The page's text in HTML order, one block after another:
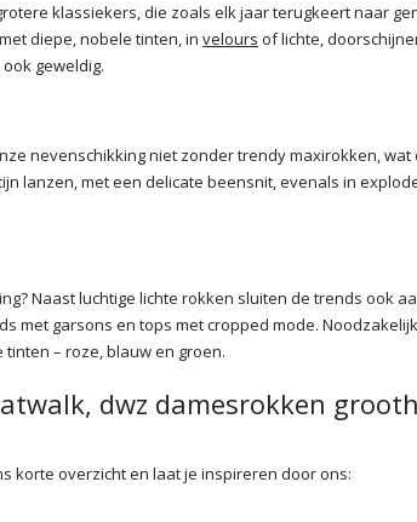
klassiekers, die zoals elk jaar terugkeert naar
diepe, nobele tinten, in velours of lichte,
geweldig.
nevenschikking niet zonder trendy maxirokken,
lanzen, met een delicate beensnit, evenals in
Naast luchtige lichte rokken sluiten de trends ook
met garsons en tops met cropped mode.
– roze, blauw en groen.
dwz damesrokken
korte overzicht en laat je inspireren door ons: